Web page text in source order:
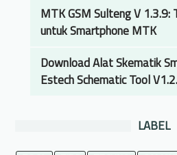
a
s
h
e
r
h
o
e
a
i
u
n
MTK GSM Sulteng V 1.3.9:
untuk Smartphone MTK
Download Alat Skematik
Estech Schematic Tool
LABEL